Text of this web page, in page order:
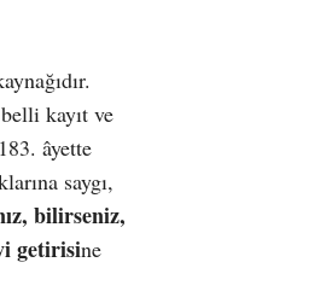
kayıt ve
âyette
saygı,
bilirseniz,
getirisine